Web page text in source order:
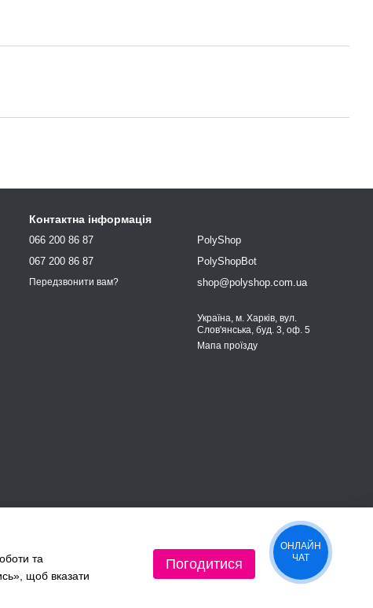
Контактна інформація
066 200 86 87
067 200 86 87
Передзвонити вам?
PolyShop
PolyShopBot
shop@polyshop.com.ua
Україна, м. Харків, вул.
Слов'янська, буд. 3, оф. 5
Мапа проїзду
та
щоб вказати
Погодитися
ОНЛАЙН
ЧАТ